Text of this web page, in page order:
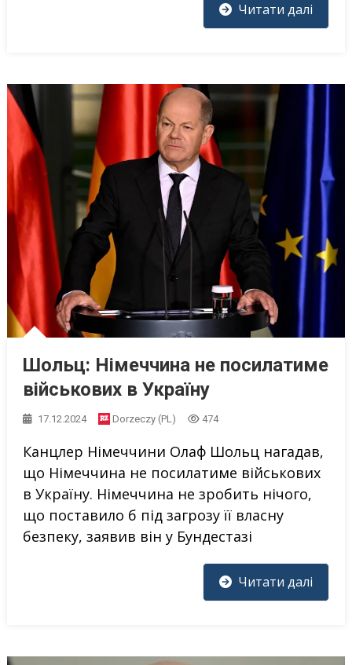
Читати далі
Шольц: Німеччина не посилатиме
військових в Україну
17.12.2024 Dorzeczy (PL) 474
Канцлер Німеччини Олаф Шольц нагадав,
що Німеччина не посилатиме військових
в Україну. Німеччина не зробить нічого,
що поставило б під загрозу її власну
безпеку, заявив він у Бундестазі
Читати далі